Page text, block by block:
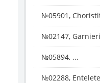
№05901,
№02147,
№05894, ...
№02288,